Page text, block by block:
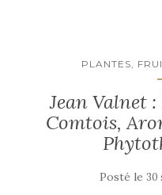
PLANTES,
Jean Valnet
Comtois,
Posté le 30